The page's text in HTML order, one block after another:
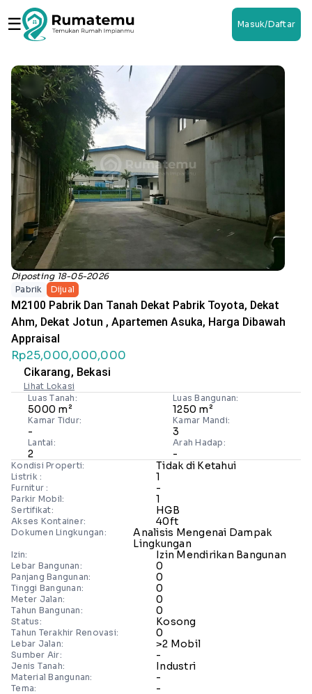
☰ Masuk/Daftar
Diposting 18-05-2026
Pabrik
Dijual
M2100 Pabrik Dan Tanah Dekat Pabrik Toyota, Dekat
Ahm, Dekat Jotun , Apartemen Asuka, Harga Dibawah
Appraisal
Rp25,000,000,000
Cikarang, Bekasi
Lihat Lokasi
Luas Tanah:
5000 m²
Luas Bangunan:
1250 m²
Kamar Tidur:
-
Kamar Mandi:
3
Lantai:
2
Arah Hadap:
-
Kondisi Properti: Tidak di Ketahui
Listrik : 1
Furnitur : -
Parkir Mobil: 1
Sertifikat: HGB
Akses Kontainer: 40ft
Dokumen Lingkungan:
Analisis Mengenai Dampak
Lingkungan
Izin: Izin Mendirikan Bangunan
Lebar Bangunan: 0
Panjang Bangunan: 0
Tinggi Bangunan: 0
Meter Jalan: 0
Tahun Bangunan: 0
Status: Kosong
Tahun Terakhir Renovasi: 0
Lebar Jalan: >2 Mobil
Sumber Air: -
Jenis Tanah: Industri
Material Bangunan: -
Tema: -